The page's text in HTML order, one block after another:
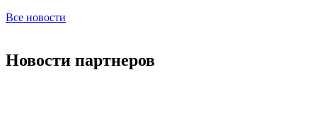
Все новости
Новости партнеров